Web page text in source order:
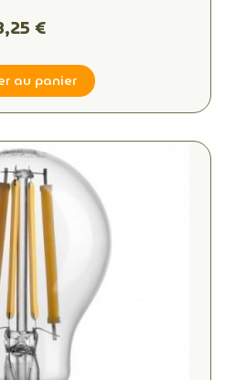
€
au panier